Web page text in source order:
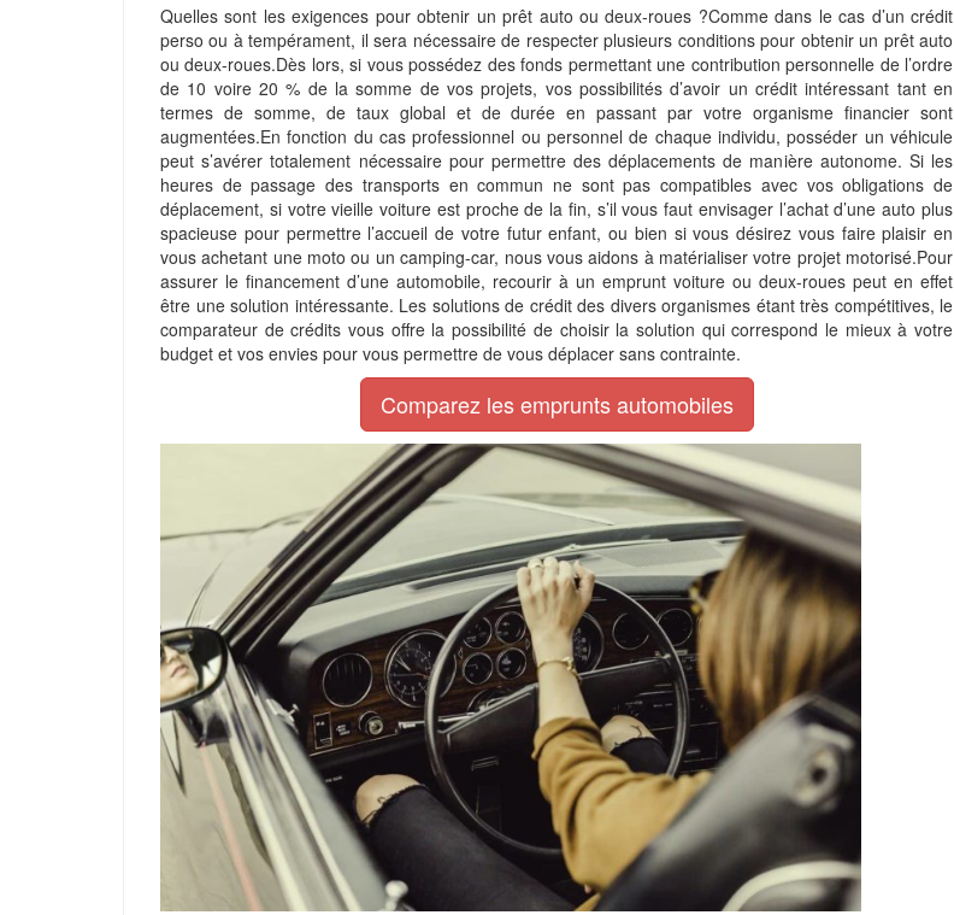
Quelles sont les exigences pour obtenir un prêt auto ou deux-roues ?Comme dans le cas d’un crédit
perso ou à tempérament, il sera nécessaire de respecter plusieurs conditions pour obtenir un prêt auto
ou deux-roues.Dès lors, si vous possédez des fonds permettant une contribution personnelle de l’ordre
de 10 voire 20 % de la somme de vos projets, vos possibilités d’avoir un crédit intéressant tant en
termes de somme, de taux global et de durée en passant par votre organisme financier sont
augmentées.En fonction du cas professionnel ou personnel de chaque individu, posséder un véhicule
peut s’avérer totalement nécessaire pour permettre des déplacements de manière autonome. Si les
heures de passage des transports en commun ne sont pas compatibles avec vos obligations de
déplacement, si votre vieille voiture est proche de la fin, s’il vous faut envisager l’achat d’une auto plus
spacieuse pour permettre l’accueil de votre futur enfant, ou bien si vous désirez vous faire plaisir en
vous achetant une moto ou un camping-car, nous vous aidons à matérialiser votre projet motorisé.Pour
assurer le financement d’une automobile, recourir à un emprunt voiture ou deux-roues peut en effet
être une solution intéressante. Les solutions de crédit des divers organismes étant très compétitives, le
comparateur de crédits vous offre la possibilité de choisir la solution qui correspond le mieux à votre
budget et vos envies pour vous permettre de vous déplacer sans contrainte.
Comparez les emprunts automobiles